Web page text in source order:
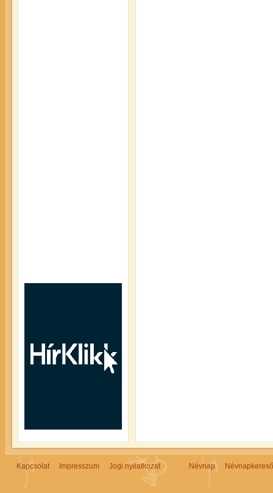
Kapcsolat Impresszum Jogi nyilatkozat Névnap Névnapkereső